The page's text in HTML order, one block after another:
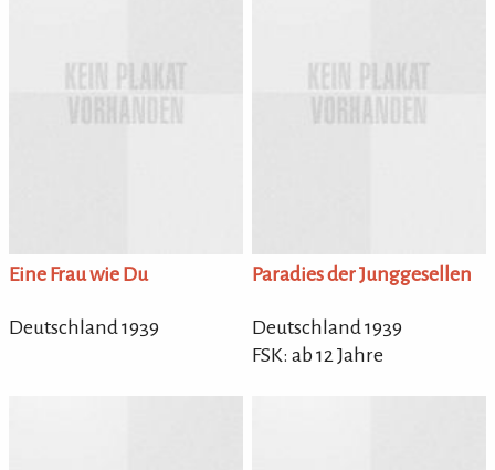
Eine Frau wie Du
Deutschland 1939
Paradies der Junggesellen
Deutschland 1939
FSK: ab 12 Jahre